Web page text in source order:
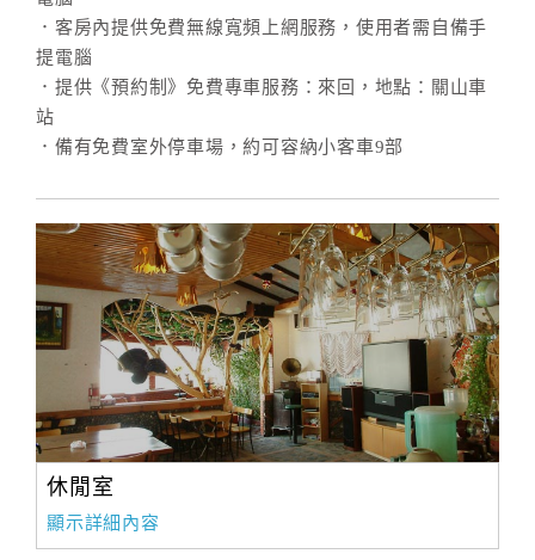
．客房內提供免費無線寬頻上網服務，使用者需自備手
提電腦
．提供《預約制》免費專車服務：來回，地點：關山車
站
．備有免費室外停車場，約可容納小客車9部
休閒室
顯示詳細內容